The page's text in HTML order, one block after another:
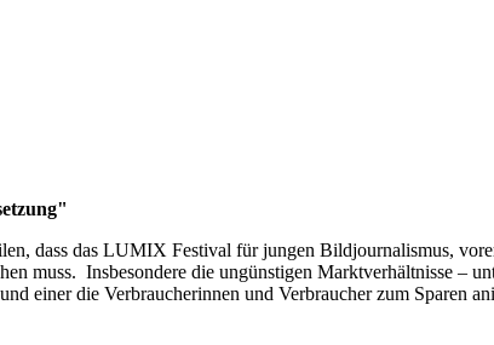
dass das LUMIX Festival für jungen Bildjournalismus,
muss. Insbesondere die ungünstigen Marktverhältnisse –
einer die Verbraucherinnen und Verbraucher zum Sparen